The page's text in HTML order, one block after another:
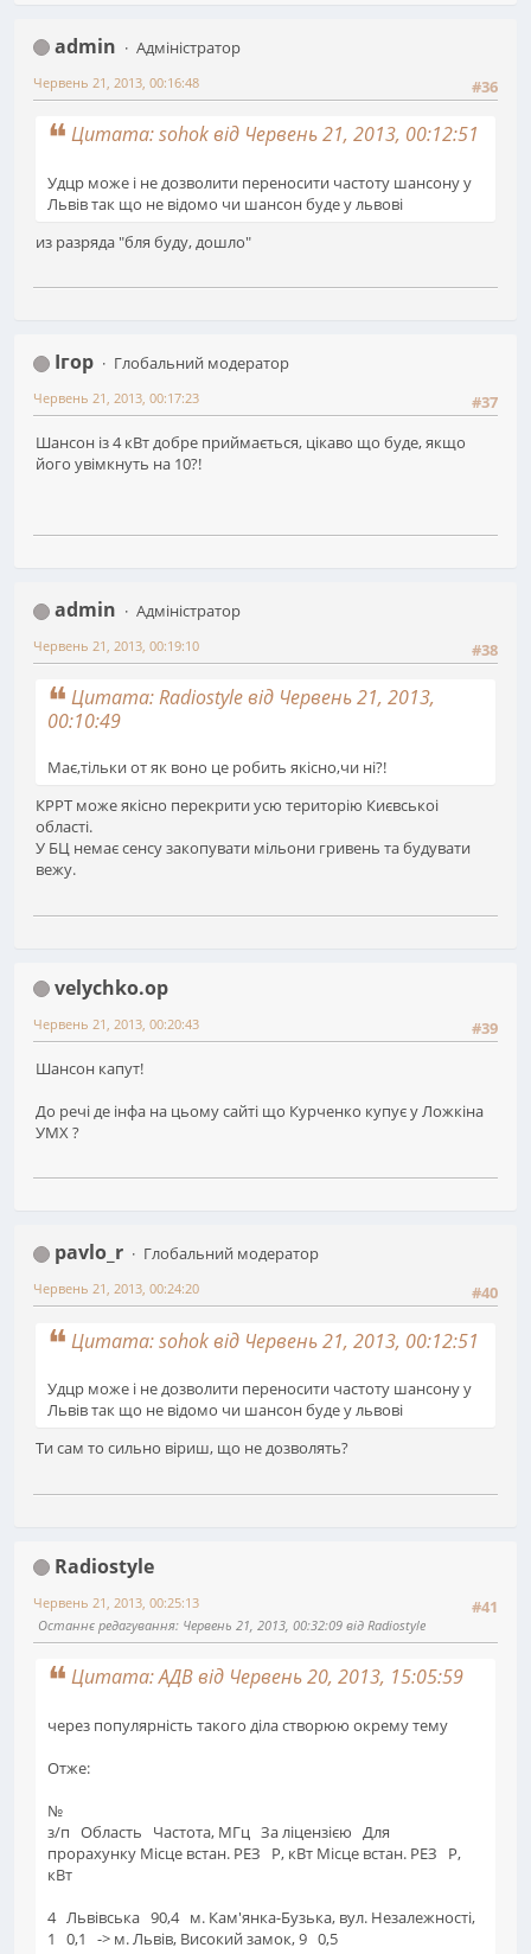
admin
Адміністратор
#36
Червень 21, 2013, 00:16:48
Цитата: sohok від Червень 21, 2013, 00:12:51
Удцр може і не дозволити переносити частоту шансону у
Львів так що не відомо чи шансон буде у львові
из разряда "бля буду, дошло"
Ігор
Глобальний модератор
#37
Червень 21, 2013, 00:17:23
Шансон із 4 кВт добре приймається, цікаво що буде, якщо
його увімкнуть на 10?!
admin
Адміністратор
#38
Червень 21, 2013, 00:19:10
Цитата: Radiostyle від Червень 21, 2013,
00:10:49
Має,тільки от як воно це робить якісно,чи ні?!
КРРТ може якісно перекрити усю територію Києвськоі
області.
У БЦ немає сенсу закопувати мільони гривень та будувати
вежу.
velychko.op
#39
Червень 21, 2013, 00:20:43
Шансон капут!
До речі де інфа на цьому сайті що Курченко купує у Ложкіна
УМХ ?
pavlo_r
Глобальний модератор
#40
Червень 21, 2013, 00:24:20
Цитата: sohok від Червень 21, 2013, 00:12:51
Удцр може і не дозволити переносити частоту шансону у
Львів так що не відомо чи шансон буде у львові
Ти сам то сильно віриш, що не дозволять?
Radiostyle
#41
Червень 21, 2013, 00:25:13
Останнє редагування: Червень 21, 2013, 00:32:09 від Radiostyle
Цитата: АДВ від Червень 20, 2013, 15:05:59
через популярність такого діла створюю окрему тему
Отже:
№
з/п Область Частота, МГц За ліцензією Для
прорахунку Місце встан. РЕЗ Р, кВт Місце встан. РЕЗ Р,
кВт
4 Львівська 90,4 м. Кам'янка-Бузька, вул. Незалежності,
1 0,1 -> м. Львів, Високий замок, 9 0,5